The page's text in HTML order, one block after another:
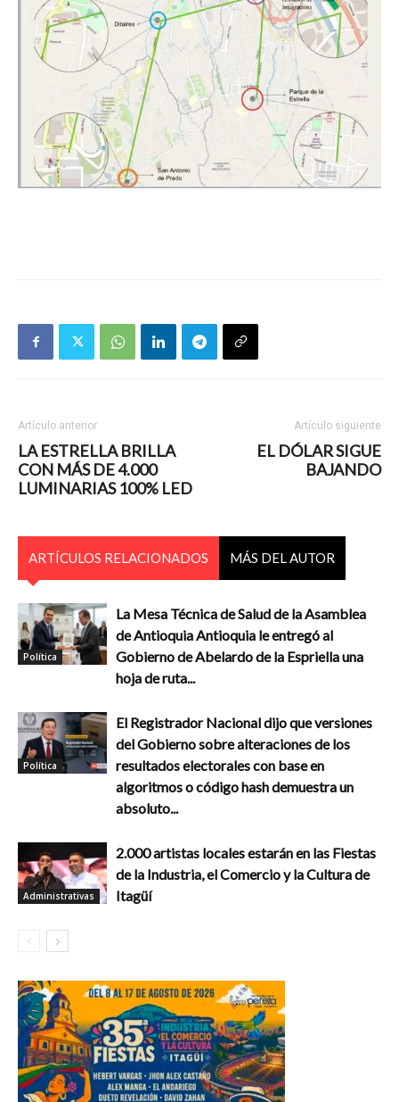
Artículo anterior
LA ESTRELLA BRILLA
CON MÁS DE 4.000
LUMINARIAS 100% LED
Artículo siguiente
EL DÓLAR SIGUE
BAJANDO
ARTÍCULOS RELACIONADOS MÁS DEL AUTOR
Política
La Mesa Técnica de Salud de la Asamblea
de Antioquia Antioquia le entregó al
Gobierno de Abelardo de la Espriella una
hoja de ruta...
Política
El Registrador Nacional dijo que versiones
del Gobierno sobre alteraciones de los
resultados electorales con base en
algoritmos o código hash demuestra un
absoluto...
Administrativas
2.000 artistas locales estarán en las Fiestas
de la Industria, el Comercio y la Cultura de
Itagüí